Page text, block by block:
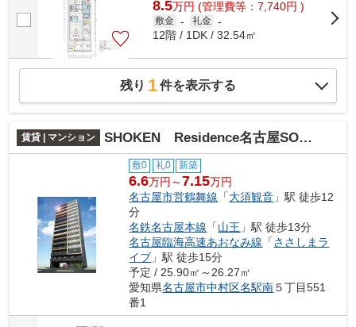
8.5万円 (管理費等：7,740円 )
敷金 - 礼金 -
12階 / 1DK / 32.54㎡
残り 1件を表示する
賃貸 | マンション SHOKEN Residence名古屋SOUTH
敷0 礼0 新築
6.6万円～7.15万円
名古屋市営鶴舞線 「大須観音 」駅 徒歩12
分
名鉄名古屋本線 「山王 」駅 徒歩13分
名古屋臨海高速あおなみ線 「ささしまラ
イブ 」駅 徒歩15分
予定 / 25.90㎡～26.27㎡
愛知県名古屋市中村区名駅南５丁目551
番1